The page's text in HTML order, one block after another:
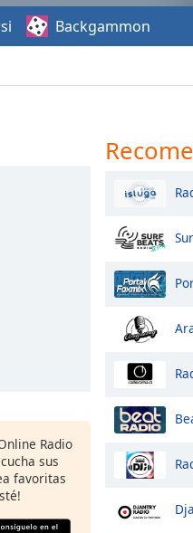
Backgammon
Radio
sus
favoritas